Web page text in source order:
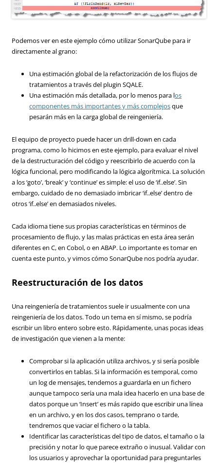
Podemos ver en este ejemplo cómo utilizar SonarQube para ir
directamente al grano:
Una estimación global de la refactorización de los flujos de
tratamientos a través del plugin SQALE.
Una estimación más detallada, por lo menos para los
componentes más importantes y más complejosque
pesarán más en la carga global de reingeniería.
El equipo de proyecto puede hacer un drill-down en cada
programa, como lo hicimos en este ejemplo, para evaluar el nivel
de la destructuración del código y reescribirlo de acuerdo con la
lógica funcional, pero modificando la lógica algorítmica. La solución
a los ‘goto’, ‘break’ y ‘continue’ es simple: el uso de ‘if..else’. Sin
embargo, cuidado de no demasiado imbricar ‘if..else’ dentro de
otros ‘if..else’ en demasiados niveles.
Cada idioma tiene sus propias características en términos de
procesamiento de flujo, y las malas prácticas en esta área serán
diferentes en C, en Cobol, o en ABAP. Lo importante es tomar en
cuenta este punto, y vimos cómo SonarQube nos podría ayudar.
Reestructuración de los datos
Una reingeniería de tratamientos suele ir usualmente con una
reingeniería de los datos. Todo un tema en sí mismo, se podría
escribir un libro entero sobre esto. Rápidamente, unas pocas ideas
de investigación que vienen a la mente:
Comprobar si la aplicación utiliza archivos, y si sería posible
convertirlos en tablas. Si la información es temporal, como
un log de mensajes, tendemos a guardarla en un fichero
aunque tampoco sería una mala idea hacerlo en una base de
datos porque un ‘Insert’ es más rapido que escribir una línea
en un archivo, y en los dos casos, temprano o tarde,
tendremos que vaciar el fichero o la tabla.
Identificar las características del tipo de datos, el tamaño o la
precisión y notar lo que parece extraño o inusual. Validar con
los usuarios y aprovechar la oportunidad para preguntarles